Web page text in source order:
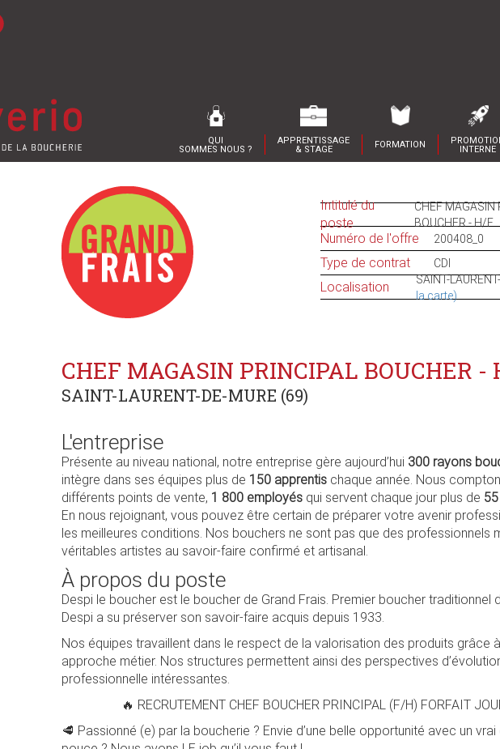
QUI
SOMMES NOUS ?
APPRENTISSAGE
& STAGE
FORMATION
INTERNE
Intitulé du
poste
CHEF MAGASIN
BOUCHER - H/F
Numéro de l'offre 200408_0
Type de contrat CDI
Localisation SAINT-
la carte)
CHEF MAGASIN PRINCIPAL BOUCHER -
SAINT-LAURENT-DE-MURE (69)
L'entreprise
Présente au niveau national, notre entreprise gère aujourd’hui 300 rayons
intègre dans ses équipes plus de 150 apprentis chaque année. Nous
différents points de vente, 1 800 employés qui servent chaque jour plus de
En nous rejoignant, vous pouvez être certain de préparer votre avenir
les meilleures conditions. Nos bouchers ne sont pas que des professionnels
véritables artistes au savoir-faire confirmé et artisanal.
À propos du poste
Despi le boucher est le boucher de Grand Frais. Premier boucher traditionnel
Despi a su préserver son savoir-faire acquis depuis 1933.
Nos équipes travaillent dans le respect de la valorisation des produits grâce
approche métier. Nos structures permettent ainsi des perspectives
professionnelle intéressantes.
🔥 RECRUTEMENT CHEF BOUCHER PRINCIPAL (F/H) FORFAIT
🥩 Passionné (e) par la boucherie ? Envie d’une belle opportunité avec un